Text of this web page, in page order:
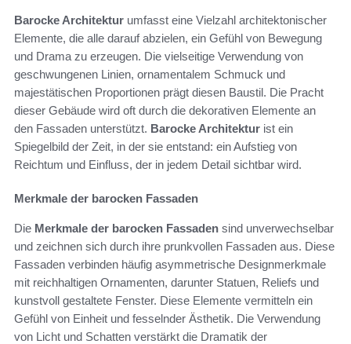
Barocke Architektur umfasst eine Vielzahl architektonischer
Elemente, die alle darauf abzielen, ein Gefühl von Bewegung
und Drama zu erzeugen. Die vielseitige Verwendung von
geschwungenen Linien, ornamentalem Schmuck und
majestätischen Proportionen prägt diesen Baustil. Die Pracht
dieser Gebäude wird oft durch die dekorativen Elemente an
den Fassaden unterstützt. Barocke Architektur ist ein
Spiegelbild der Zeit, in der sie entstand: ein Aufstieg von
Reichtum und Einfluss, der in jedem Detail sichtbar wird.
Merkmale der barocken Fassaden
Die Merkmale der barocken Fassaden sind unverwechselbar
und zeichnen sich durch ihre prunkvollen Fassaden aus. Diese
Fassaden verbinden häufig asymmetrische Designmerkmale
mit reichhaltigen Ornamenten, darunter Statuen, Reliefs und
kunstvoll gestaltete Fenster. Diese Elemente vermitteln ein
Gefühl von Einheit und fesselnder Ästhetik. Die Verwendung
von Licht und Schatten verstärkt die Dramatik der